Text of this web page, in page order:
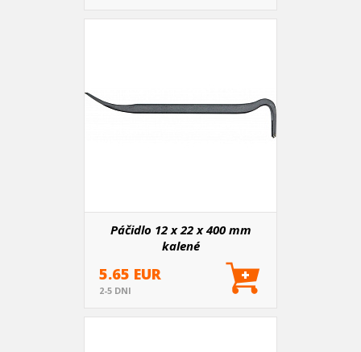
Páčidlo 12 x 22 x 400 mm
kalené
5.65 EUR
2-5 DNI